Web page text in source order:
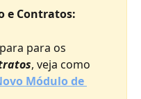
e Contratos:
para os
, veja como
Módulo de